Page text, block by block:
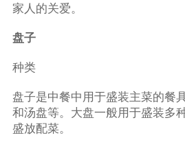
家人的关爱。
盘子
种类
盘子是中餐中用于盛装主菜的餐
和汤盘等。大盘一般用于盛装多
盛放配菜。